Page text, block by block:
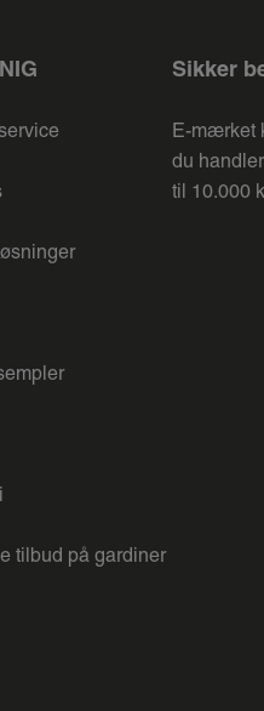
tilbud på gardiner
Sikker
E-mærket
du
til 10.000